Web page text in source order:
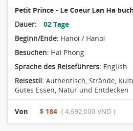
Petit Prince - Le Coeur Lan Ha
Dauer:
02 Tage
Beginn/Ende: Hanoi / Hanoi
Besuchen: Hai Phong
Sprache des Reiseführers: English
Reisestil: Authentisch, Strände,
Gutes Essen, Natur und Entdecken
Von $ 184 ( 4,692,000 VND )